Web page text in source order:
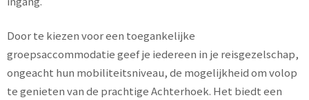
Door te kiezen voor een toegankelijke
groepsaccommodatie geef je iedereen in je reisgezelschap,
ongeacht hun mobiliteitsniveau, de mogelijkheid om volop
te genieten van de prachtige Achterhoek. Het biedt een